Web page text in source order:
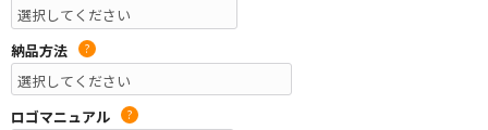
納品方法 ?
ロゴマニュアル ?